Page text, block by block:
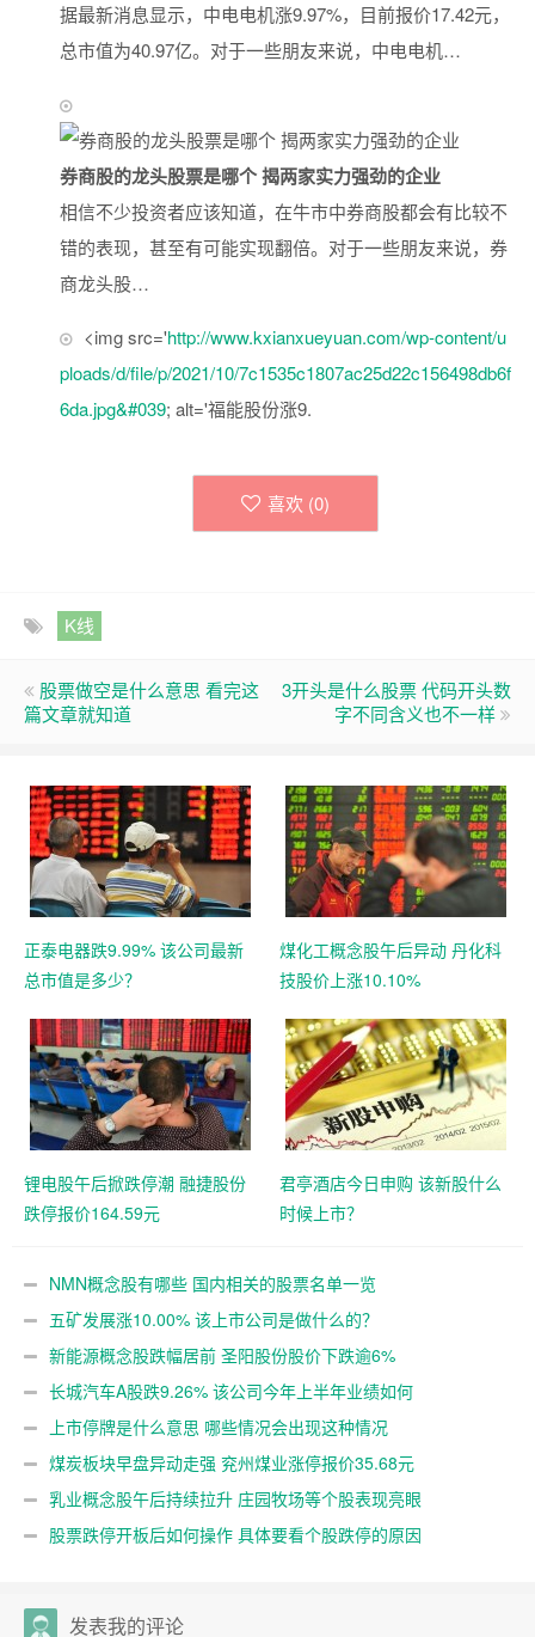
据最新消息显示，中电电机涨9.97%，目前报价17.42元，
总市值为40.97亿。对于一些朋友来说，中电电机…
券商股的龙头股票是哪个 揭两家实力强劲的企业
相信不少投资者应该知道，在牛市中券商股都会有比较不
错的表现，甚至有可能实现翻倍。对于一些朋友来说，券
商龙头股…
<img src='http://www.kxianxueyuan.com/wp-content/u
ploads/d/file/p/2021/10/7c1535c1807ac25d22c156498db6f
6da.jpg&#039; alt='福能股份涨9.
喜欢 (0)
K线
股票做空是什么意思 看完这
篇文章就知道
3开头是什么股票 代码开头数
字不同含义也不一样
正泰电器跌9.99% 该公司最新
总市值是多少？
煤化工概念股午后异动 丹化科
技股价上涨10.10%
锂电股午后掀跌停潮 融捷股份
跌停报价164.59元
君亭酒店今日申购 该新股什么
时候上市？
NMN概念股有哪些 国内相关的股票名单一览
五矿发展涨10.00% 该上市公司是做什么的？
新能源概念股跌幅居前 圣阳股份股价下跌逾6%
长城汽车A股跌9.26% 该公司今年上半年业绩如何
上市停牌是什么意思 哪些情况会出现这种情况
煤炭板块早盘异动走强 兖州煤业涨停报价35.68元
乳业概念股午后持续拉升 庄园牧场等个股表现亮眼
股票跌停开板后如何操作 具体要看个股跌停的原因
发表我的评论